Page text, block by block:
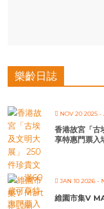
樂齡日誌
NOV 20 2025 -
香港故宮「
享特惠門票入
JAN 10 2026 -
維園市集V